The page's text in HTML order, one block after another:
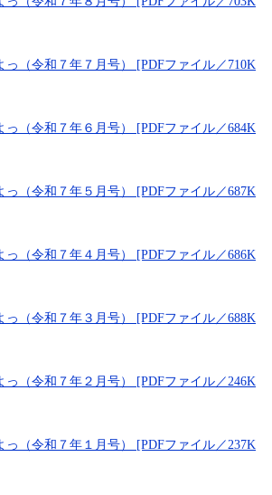
っ（令和７年７月号） [PDFファイル／710K
っ（令和７年６月号） [PDFファイル／684K
っ（令和７年５月号） [PDFファイル／687K
っ（令和７年４月号） [PDFファイル／686K
っ（令和７年３月号） [PDFファイル／688K
っ（令和７年２月号） [PDFファイル／246K
っ（令和７年１月号） [PDFファイル／237K